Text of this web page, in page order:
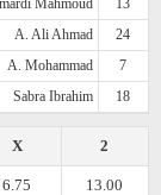
A. Ali Ahmad
24
A. Mohammad
7
Sabra Ibrahim 18
2
X
13.00
6.75